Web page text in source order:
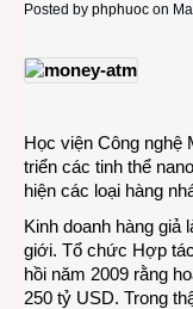
Posted by phphuoc on
Học viện Công nghệ
triển các tinh thể
hiện các loại hàng
Kinh doanh hàng giả
giới. Tổ chức Hợp
hồi năm 2009 rằng
250 tỷ USD. Trong